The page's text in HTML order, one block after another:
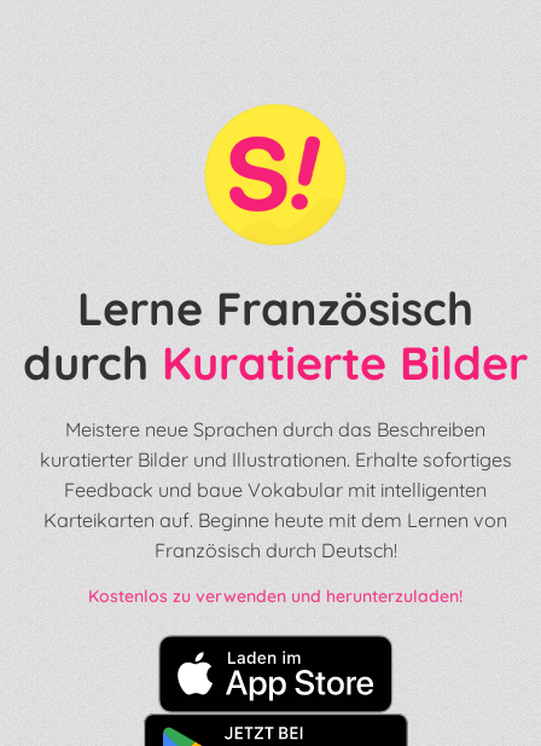
Lerne Französisch
durch Kuratierte Bilder
Meistere neue Sprachen durch das Beschreiben
kuratierter Bilder und Illustrationen. Erhalte sofortiges
Feedback und baue Vokabular mit intelligenten
Karteikarten auf. Beginne heute mit dem Lernen von
Französisch durch Deutsch!
Kostenlos zu verwenden und herunterzuladen!